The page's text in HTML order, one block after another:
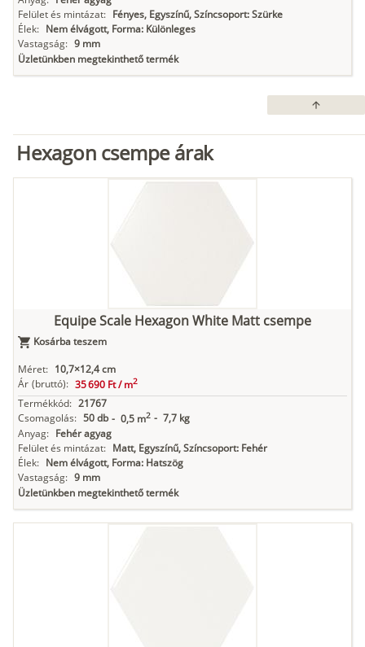
Felület és mintázat: Fényes, Egyszínű, Színcsoport: Szürke
Élek: Nem élvágott, Forma: Különleges
Vastagság: 9 mm
Üzletünkben megtekinthető termék
arrow_upward
Hexagon csempe árak
Equipe Scale Hexagon White Matt csempe
Kosárba teszem
Méret: 10,7×12,4 cm
Ár (bruttó): 35 690 Ft /m2
Termékkód: 21767
Csomagolás: 50 db - 0,5 m2 - 7,7 kg
Anyag: Fehér agyag
Felület és mintázat: Matt, Egyszínű, Színcsoport: Fehér
Élek: Nem élvágott, Forma: Hatszög
Vastagság: 9 mm
Üzletünkben megtekinthető termék